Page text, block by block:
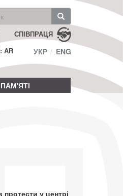
СПІВПРАЦЯ
AR
УКР ENG
у центрі